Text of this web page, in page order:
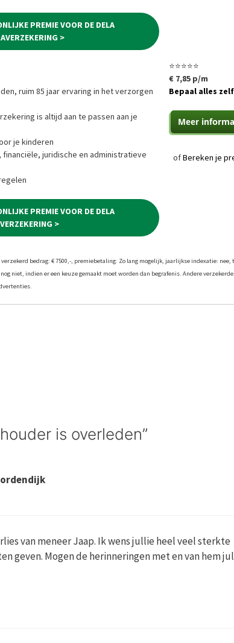
PREMIE VOOR DE DELA
>
ruim 85 jaar ervaring in het verzorgen
is altijd aan te passen aan je
je kinderen
juridische en administratieve
PREMIE VOOR DE DELA
>
⭐⭐⭐⭐⭐
€ 7,85 p/m
Bepaal alles zelf
ofBereken je
bedrag: € 7500,-, premiebetaling: Zo lang mogelijk, jaarlijkse indexatie: nee,
niet, indien er een keuze gemaakt moet worden dan begrafenis. Andere verzekerde
is overleden”
van meneer Jaap. Ik wens jullie heel veel sterkte
geven. Mogen de herinneringen met en van hem